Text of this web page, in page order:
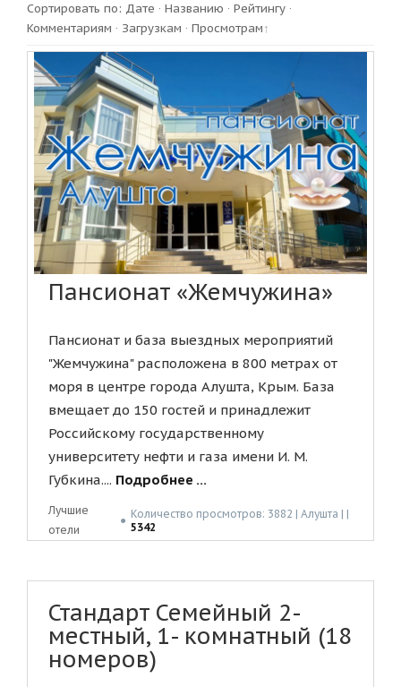
Сортировать по: Дате · Названию · Рейтингу ·
Комментариям · Загрузкам · Просмотрам
Пансионат «Жемчужина»
Пансионат и база выездных мероприятий
"Жемчужина" расположена в 800 метрах от
моря в центре города Алушта, Крым. База
вмещает до 150 гостей и принадлежит
Российскому государственному
университету нефти и газа имени И. М.
Губкина.... Подробнее ...
Лучшие
отели
● Количество просмотров: 3882 | Алушта | |
5342
Стандарт Семейный 2-
местный, 1- комнатный (18
номеров)